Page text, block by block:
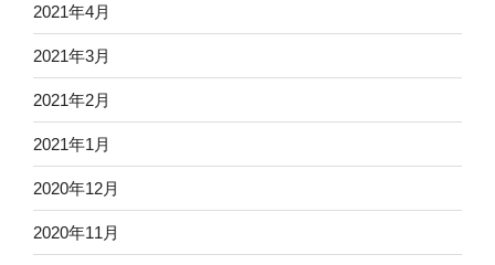
2021年4月
2021年3月
2021年2月
2021年1月
2020年12月
2020年11月